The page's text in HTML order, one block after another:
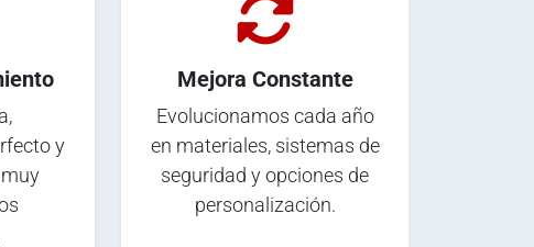
y
Mejora Constante
Evolucionamos cada año
en materiales, sistemas de
seguridad y opciones de
personalización.